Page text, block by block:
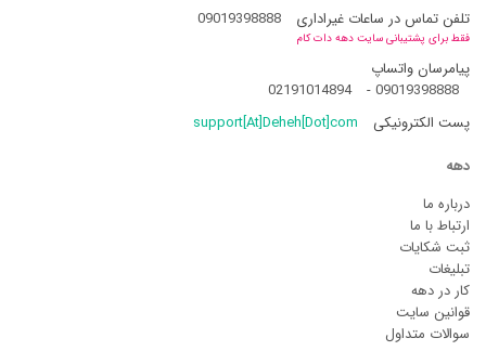
تلفن تماس در ساعات غیراداری 09019398888
فقط برای پشتیبانی سایت دهه دات کام
پیامرسان واتساپ
09019398888
-
02191014894
پست الکترونیکی
support[At]Deheh[Dot]com
دهه
درباره ما
ارتباط با ما
ثبت شکایات
تبلیغات
کار در دهه
قوانین سایت
سوالات متداول